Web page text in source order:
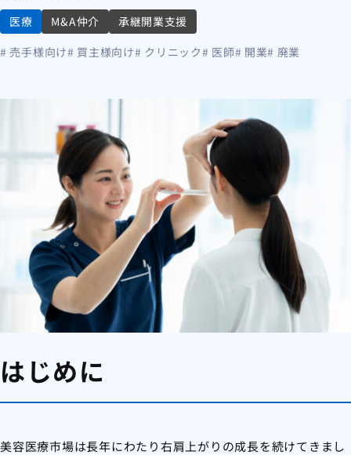
医療 M&A仲介
承継開業支援
# 売手様向け# 買主様向け# クリニック# 医師# 開業# 廃業
はじめに
美容医療市場は長年にわたり右肩上がりの成長を続けてきまし